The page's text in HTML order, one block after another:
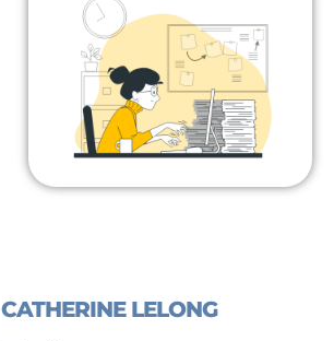
CATHERINE LELONG